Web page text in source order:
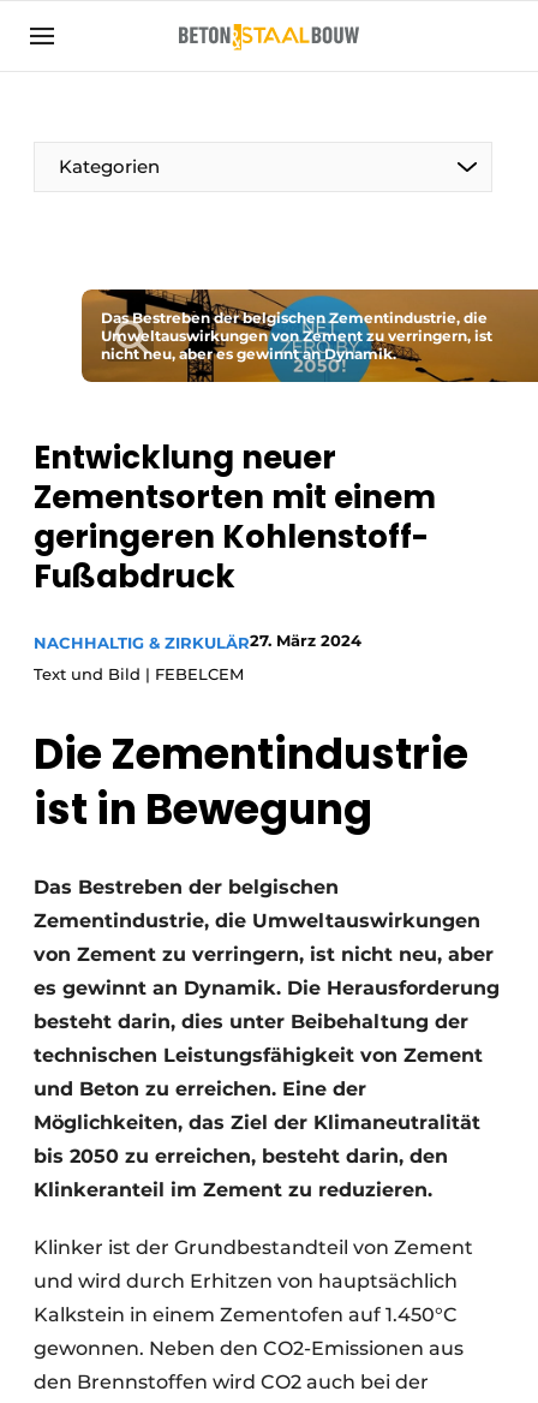
Registrieren Sie sich
Artikel
Unternehmen
Stahlbauindustrie
Kontakt
Direkter Kontakt
Meist gelesen
Newsletter
Podcasts
Datenschutz / Cookie-Erklärung
Kategorien
Das Bestreben der belgischen Zementindustrie, die
Umweltauswirkungen von Zement zu verringern, ist
nicht neu, aber es gewinnt an Dynamik.
Entwicklung neuer
Zementsorten mit einem
geringeren Kohlenstoff-
Fußabdruck
NACHHALTIG & ZIRKULÄR27. März 2024
Text und Bild | FEBELCEM
Die Zementindustrie
ist in Bewegung
Das Bestreben der belgischen
Zementindustrie, die Umweltauswirkungen
von Zement zu verringern, ist nicht neu, aber
es gewinnt an Dynamik. Die Herausforderung
besteht darin, dies unter Beibehaltung der
technischen Leistungsfähigkeit von Zement
und Beton zu erreichen. Eine der
Möglichkeiten, das Ziel der Klimaneutralität
bis 2050 zu erreichen, besteht darin, den
Klinkeranteil im Zement zu reduzieren.
Klinker ist der Grundbestandteil von Zement
und wird durch Erhitzen von hauptsächlich
Kalkstein in einem Zementofen auf 1.450°C
gewonnen. Neben den CO2-Emissionen aus
den Brennstoffen wird CO2 auch bei der